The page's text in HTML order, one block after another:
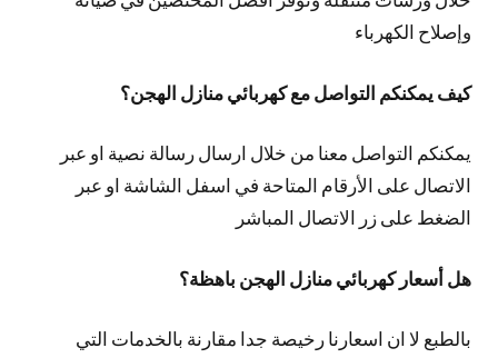
وإصلاح الكهرباء
كيف يمكنكم التواصل مع كهربائي منازل الهجن؟
يمكنكم التواصل معنا من خلال ارسال رسالة نصية او عبر
الاتصال على الأرقام المتاحة في اسفل الشاشة او عبر
الضغط على زر الاتصال المباشر
هل أسعار كهربائي منازل الهجن باهظة؟
بالطبع لا ان اسعارنا رخيصة جدا مقارنة بالخدمات التي